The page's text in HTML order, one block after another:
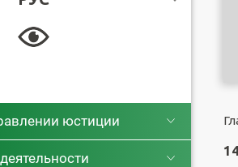
РУС
юстиции